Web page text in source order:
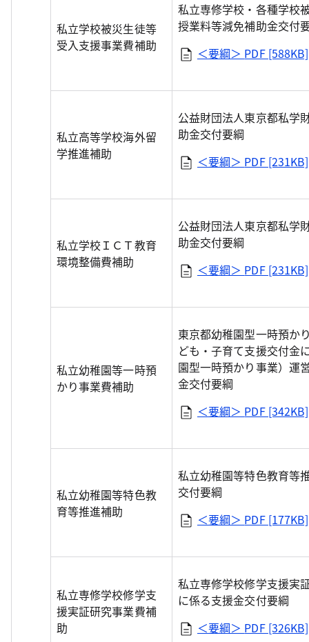
私立学校被災生徒等
受入支援事業費補助
私立専修学校・各種学校
授業料等減免補助金交付
＜要綱＞ PDF [588KB]
私立高等学校海外留
学推進補助
公益財団法人東京都私学
助金交付要綱
＜要綱＞ PDF [231KB]
私立学校ＩＣＴ教育
環境整備費補助
公益財団法人東京都私学
助金交付要綱
＜要綱＞ PDF [231KB]
私立幼稚園等一時預
かり事業費補助
東京都幼稚園型一時預か
ども・子育て支援交付金
園型一時預かり事業）運
金交付要綱
＜要綱＞ PDF [342KB]
私立幼稚園等特色教
育等推進補助
私立幼稚園等特色教育等
交付要綱
＜要綱＞ PDF [177KB]
私立専修学校修学支
援実証研究事業費補
助
私立専修学校修学支援実
に係る支援金交付要綱
＜要綱＞ PDF [326KB]